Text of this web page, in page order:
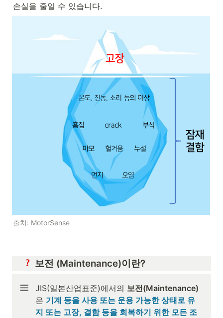
손실을 줄일 수 있습니다.
출처: MotorSense
보전 (Maintenance)이란?
JIS(일본산업표준)에서의 보전(Maintenance)
은 기계 등을 사용 또는 운용 가능한 상태로 유
지 또는 고장, 결함 등을 회복하기 위한 모든 조